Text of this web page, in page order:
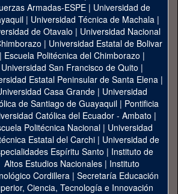
Armadas-ESPE | Universidad de
| Universidad Técnica de Machala|
de Otavalo | Universidad Nacional
| Universidad Estatal de Bolivar
| Escuela Politécnica del Chimborazo |
Universidad San Francisco de Quito |
Estatal Peninsular de Santa Elena|
Casa Grande | Universidad
de Santiago de Guayaquil| Pontificia
Católica del Ecuador - Ambato |
Politécnica Nacional| Universidad
Estatal del Carchi| Universidad de
Espíritu Santo | Instituto de
Altos Estudios Nacionales | Instituto
Cordillera | Secretaría Educación
Ciencia, Tecnología e Innovación